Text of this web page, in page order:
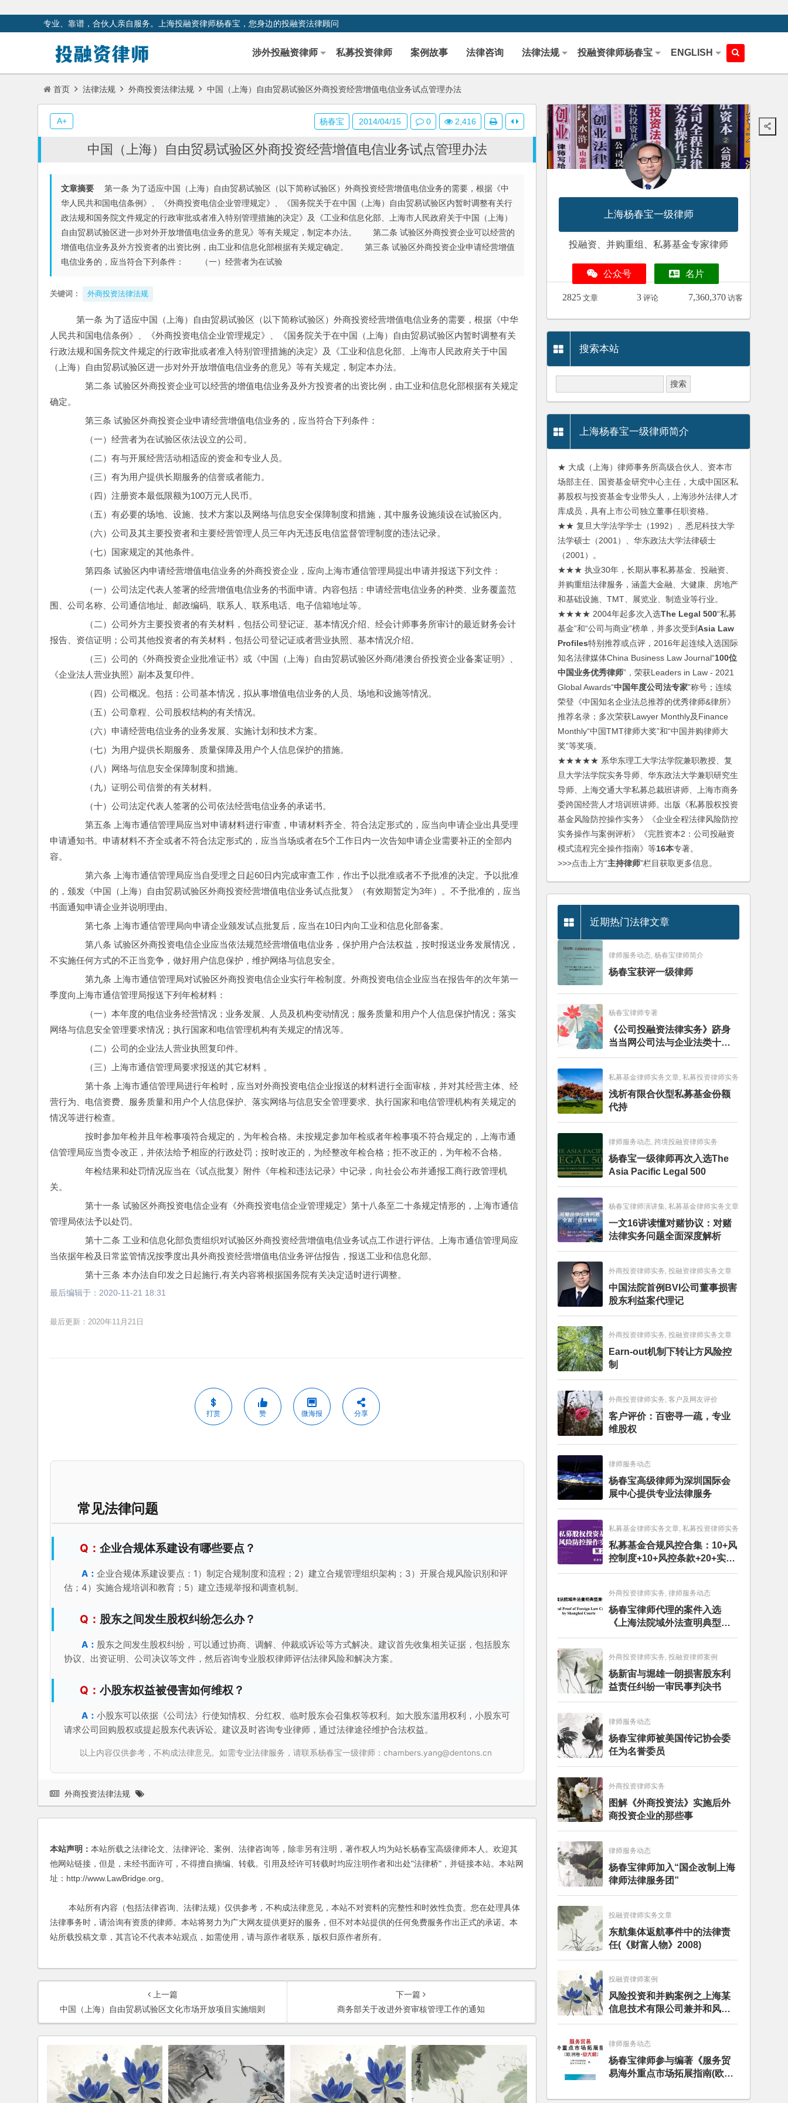
专业、靠谱，合伙人亲自服务。上海投融资律师杨春宝，您身边的投融资法律顾问
涉外投融资律师 私募投资律师 案例故事 法律咨询 法律法规 投融资律师杨春宝 ENGLISH
首页 法律法规 外商投资法律法规 中国（上海）自由贸易试验区外商投资经营增值电信业务试点管理办法
中国（上海）自由贸易试验区外商投资经营增值电信业务试点管理办法
文章摘要 第一条 为了适应中国（上海）自由贸易试验区（以下简称试验区）外商投资经营增值电信业务的需要，根据《中
华人民共和国电信条例》、《外商投资电信企业管理规定》、《国务院关于在中国（上海）自由贸易试验区内暂时调整有关行
政法规和国务院文件规定的行政审批或者准入特别管理措施的决定》及《工业和信息化部、上海市人民政府关于中国（上海）
自由贸易试验区进一步对外开放增值电信业务的意见》等有关规定，制定本办法。 第二条 试验区外商投资企业可以经营的
增值电信业务及外方投资者的出资比例，由工业和信息化部根据有关规定确定。 第三条 试验区外商投资企业申请经营增值
电信业务的，应当符合下列条件： （一）经营者为在试验
关键词： 外商投资法律法规
第一条 为了适应中国（上海）自由贸易试验区（以下简称试验区）外商投资经营增值电信业务的需要，根据《中华
人民共和国电信条例》、《外商投资电信企业管理规定》、《国务院关于在中国（上海）自由贸易试验区内暂时调整有关
行政法规和国务院文件规定的行政审批或者准入特别管理措施的决定》及《工业和信息化部、上海市人民政府关于中国
（上海）自由贸易试验区进一步对外开放增值电信业务的意见》等有关规定，制定本办法。
第二条 试验区外商投资企业可以经营的增值电信业务及外方投资者的出资比例，由工业和信息化部根据有关规定
确定。
第三条 试验区外商投资企业申请经营增值电信业务的，应当符合下列条件：
（一）经营者为在试验区依法设立的公司。
（二）有与开展经营活动相适应的资金和专业人员。
（三）有为用户提供长期服务的信誉或者能力。
（四）注册资本最低限额为100万元人民币。
（五）有必要的场地、设施、技术方案以及网络与信息安全保障制度和措施，其中服务设施须设在试验区内。
（六）公司及其主要投资者和主要经营管理人员三年内无违反电信监督管理制度的违法记录。
（七）国家规定的其他条件。
第四条 试验区内申请经营增值电信业务的外商投资企业，应向上海市通信管理局提出申请并报送下列文件：
（一）公司法定代表人签署的经营增值电信业务的书面申请。内容包括：申请经营电信业务的种类、业务覆盖范
围、公司名称、公司通信地址、邮政编码、联系人、联系电话、电子信箱地址等。
（二）公司外方主要投资者的有关材料，包括公司登记证、基本情况介绍、经会计师事务所审计的最近财务会计
报告、资信证明；公司其他投资者的有关材料，包括公司登记证或者营业执照、基本情况介绍。
（三）公司的《外商投资企业批准证书》或《中国（上海）自由贸易试验区外商/港澳台侨投资企业备案证明》、
《企业法人营业执照》副本及复印件。
（四）公司概况。包括：公司基本情况，拟从事增值电信业务的人员、场地和设施等情况。
（五）公司章程、公司股权结构的有关情况。
（六）申请经营电信业务的业务发展、实施计划和技术方案。
（七）为用户提供长期服务、质量保障及用户个人信息保护的措施。
（八）网络与信息安全保障制度和措施。
（九）证明公司信誉的有关材料。
（十）公司法定代表人签署的公司依法经营电信业务的承诺书。
第五条 上海市通信管理局应当对申请材料进行审查，申请材料齐全、符合法定形式的，应当向申请企业出具受理
申请通知书。申请材料不齐全或者不符合法定形式的，应当当场或者在5个工作日内一次告知申请企业需要补正的全部内
容。
第六条 上海市通信管理局应当自受理之日起60日内完成审查工作，作出予以批准或者不予批准的决定。予以批准
的，颁发《中国（上海）自由贸易试验区外商投资经营增值电信业务试点批复》（有效期暂定为3年）。不予批准的，应当
书面通知申请企业并说明理由。
第七条 上海市通信管理局向申请企业颁发试点批复后，应当在10日内向工业和信息化部备案。
第八条 试验区外商投资电信企业应当依法规范经营增值电信业务，保护用户合法权益，按时报送业务发展情况，
不实施任何方式的不正当竞争，做好用户信息保护，维护网络与信息安全。
第九条 上海市通信管理局对试验区外商投资电信企业实行年检制度。外商投资电信企业应当在报告年的次年第一
季度向上海市通信管理局报送下列年检材料：
（一）本年度的电信业务经营情况；业务发展、人员及机构变动情况；服务质量和用户个人信息保护情况；落实
网络与信息安全管理要求情况；执行国家和电信管理机构有关规定的情况等。
（二）公司的企业法人营业执照复印件。
（三）上海市通信管理局要求报送的其它材料 。
第十条 上海市通信管理局进行年检时，应当对外商投资电信企业报送的材料进行全面审核，并对其经营主体、经
营行为、电信资费、服务质量和用户个人信息保护、落实网络与信息安全管理要求、执行国家和电信管理机构有关规定的
情况等进行检查。
按时参加年检并且年检事项符合规定的，为年检合格。未按规定参加年检或者年检事项不符合规定的，上海市通
信管理局应当责令改正，并依法给予相应的行政处罚；按时改正的，为经整改年检合格；拒不改正的，为年检不合格。
年检结果和处罚情况应当在《试点批复》附件《年检和违法记录》中记录，向社会公布并通报工商行政管理机
关。
第十一条 试验区外商投资电信企业有《外商投资电信企业管理规定》第十八条至二十条规定情形的，上海市通信
管理局依法予以处罚。
第十二条 工业和信息化部负责组织对试验区外商投资经营增值电信业务试点工作进行评估。上海市通信管理局应
当依据年检及日常监管情况按季度出具外商投资经营增值电信业务评估报告，报送工业和信息化部。
第十三条 本办法自印发之日起施行,有关内容将根据国务院有关决定适时进行调整。
最后编辑于： 2020-11-21 18:31
最后更新：2020年11月21日
打赏 赞 微海报 分享
常见法律问题
企业合规体系建设有哪些要点？
企业合规体系建设要点：1）制定合规制度和流程；2）建立合规管理组织架构；3）开展合规风险识别和评
估；4）实施合规培训和教育；5）建立违规举报和调查机制。
股东之间发生股权纠纷怎么办？
股东之间发生股权纠纷，可以通过协商、调解、仲裁或诉讼等方式解决。建议首先收集相关证据，包括股东
协议、出资证明、公司决议等文件，然后咨询专业股权律师评估法律风险和解决方案。
小股东权益被侵害如何维权？
小股东可以依据《公司法》行使知情权、分红权、临时股东会召集权等权利。如大股东滥用权利，小股东可
请求公司回购股权或提起股东代表诉讼。建议及时咨询专业律师，通过法律途径维护合法权益。
以上内容仅供参考，不构成法律意见。如需专业法律服务，请联系杨春宝一级律师：chambers.yang@dentons.cn
杨春宝 2014/04/15 0 2,416
A+
外商投资法律法规
本站声明： 本站所载之法律论文、法律评论、案例、法律咨询等，除非另有注明，著作权人均为站长杨春宝高级律师本人。欢迎其
他网站链接，但是，未经书面许可，不得擅自摘编、转载。引用及经许可转载时均应注明作者和出处"法律桥"，并链接本站。本站网
址：http://www.LawBridge.org。
本站所有内容（包括法律咨询、法律法规）仅供参考，不构成法律意见，本站不对资料的完整性和时效性负责。您在处理具体
法律事务时，请洽询有资质的律师。本站将努力为广大网友提供更好的服务，但不对本站提供的任何免费服务作出正式的承诺。本
站所载投稿文章，其言论不代表本站观点，如需使用，请与原作者联系，版权归原作者所有。
上一篇
中国（上海）自由贸易试验区文化市场开放项目实施细则
下一篇
商务部关于改进外资审核管理工作的通知
上海杨春宝一级律师
投融资、并购重组、私募基金专家律师
公众号 名片
2825 文章 3 评论 7,360,370 访客
搜索本站
上海杨春宝一级律师简介
★ 大成（上海）律师事务所高级合伙人、资本市
场部主任、国资基金研究中心主任，大成中国区私
募股权与投资基金专业带头人，上海涉外法律人才
库成员，具有上市公司独立董事任职资格。
★★ 复旦大学法学学士（1992）、悉尼科技大学
法学硕士（2001）、华东政法大学法律硕士
（2001）。
★★★ 执业30年，长期从事私募基金、投融资、
并购重组法律服务，涵盖大金融、大健康、房地产
和基础设施、TMT、展览业、制造业等行业。
★★★★ 2004年起多次入选The Legal 500“私募
基金”和“公司与商业”榜单，并多次受到Asia Law
Profiles特别推荐或点评，2016年起连续入选国际
知名法律媒体China Business Law Journal“100位
中国业务优秀律师”，荣获Leaders in Law - 2021
Global Awards“中国年度公司法专家”称号；连续
荣登《中国知名企业法总推荐的优秀律师&律所》
推荐名录；多次荣获Lawyer Monthly及Finance
Monthly“中国TMT律师大奖”和“中国并购律师大
奖”等奖项。
★★★★★ 系华东理工大学法学院兼职教授、复
旦大学法学院实务导师、华东政法大学兼职研究生
导师、上海交通大学私募总裁班讲师、上海市商务
委跨国经营人才培训班讲师。出版《私募股权投资
基金风险防控操作实务》《企业全程法律风险防控
实务操作与案例评析》《完胜资本2：公司投融资
模式流程完全操作指南》等16本专著。
>>>点击上方“主持律师”栏目获取更多信息。
近期热门法律文章
律师服务动态, 杨春宝律师简介
杨春宝获评一级律师
杨春宝律师专著
《公司投融资法律实务》跻身
当当网公司法与企业法类十大
畅销图书榜
私募基金律师实务文章, 私募投资律师实务
浅析有限合伙型私募基金份额
代持
律师服务动态, 跨境投融资律师实务
杨春宝一级律师再次入选The
Asia Pacific Legal 500
杨春宝律师演讲集, 私募基金律师实务文章
一文16讲读懂对赌协议：对赌
法律实务问题全面深度解析
外商投资律师实务, 投融资律师实务文章
中国法院首例BVI公司董事损害
股东利益案代理记
外商投资律师实务, 投融资律师实务文章
Earn-out机制下转让方风险控
制
外商投资律师实务, 客户及网友评价
客户评价：百密寻一疏，专业
维股权
律师服务动态
杨春宝高级律师为深圳国际会
展中心提供专业法律服务
私募基金律师实务文章, 私募投资律师实务
私募基金合规风控合集：10+风
控制度+10+风控条款+20+实务
文章+每月动态
外商投资律师实务, 律师服务动态
杨春宝律师代理的案件入选
《上海法院域外法查明典型案
例》
外商投资律师实务, 投融资律师案例
杨新宙与堀雄一朗损害股东利
益责任纠纷一审民事判决书
律师服务动态
杨春宝律师被美国传记协会委
任为名誉委员
外商投资律师实务
图解《外商投资法》实施后外
商投资企业的那些事
律师服务动态
杨春宝律师加入“国企改制上海
律师法律服务团”
投融资律师实务文章
东航集体返航事件中的法律责
任(《财富人物》2008)
投融资律师案例
风险投资和并购案例之上海某
信息技术有限公司兼并和风险
投资服务
律师服务动态
杨春宝律师参与编著《服务贸
易海外重点市场拓展指南(欧洲